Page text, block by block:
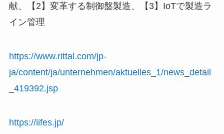
献、【2】変革する制御盤製造、【3】IoTで製造ラ
イン管理
https://www.rittal.com/jp-
ja/content/ja/unternehmen/aktuelles_1/news_detail
_419392.jsp
https://iifes.jp/